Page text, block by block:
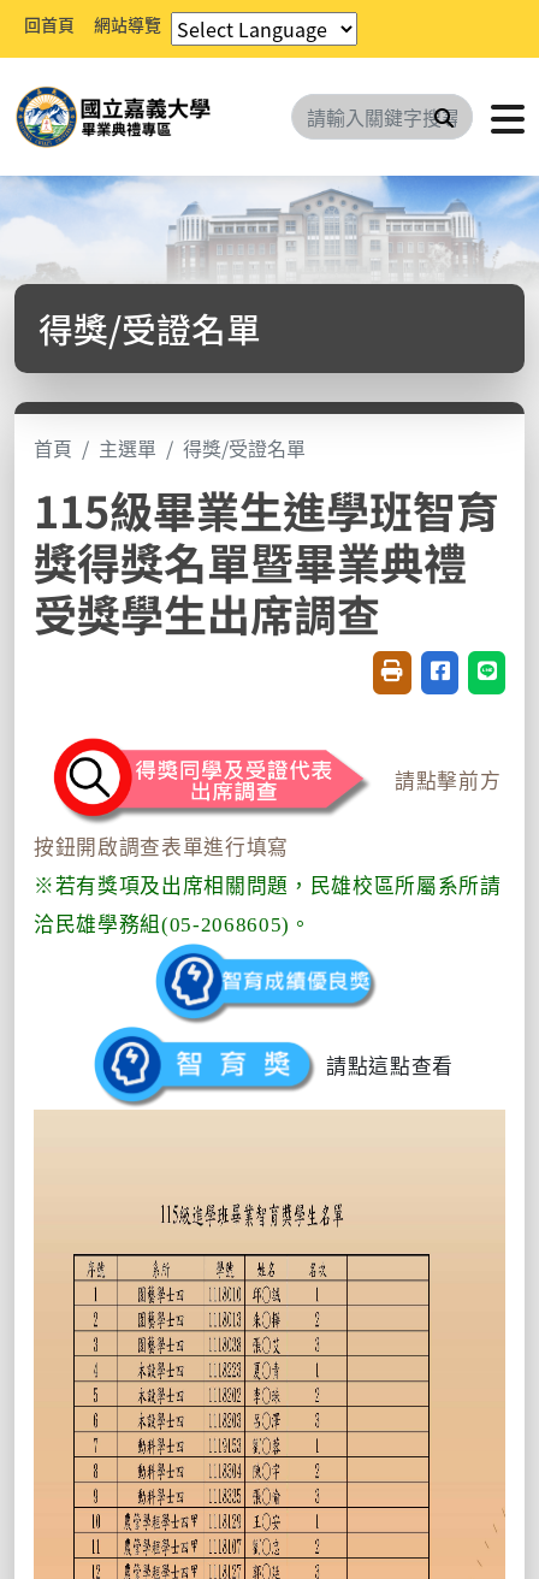
回首頁 網站導覽
搜尋
得獎/受證名單
首頁 主選單 得獎/受證名單
115級畢業生進學班智育
獎得獎名單暨畢業典禮
受獎學生出席調查
友善列印(開新視
分享至臉書
分享
請點擊前方
按鈕開啟調查表單進行填寫
※若有獎項及出席相關問題，民雄校區所屬系所請
洽民雄學務組(05-2068605)。
請點這點查看